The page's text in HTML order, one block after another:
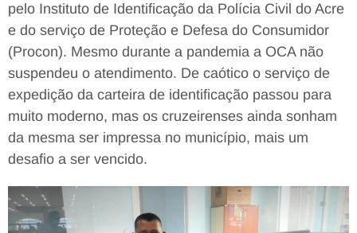
pelo Instituto de Identificação da Polícia Civil do Acre
e do serviço de Proteção e Defesa do Consumidor
(Procon). Mesmo durante a pandemia a OCA não
suspendeu o atendimento. De caótico o serviço de
expedição da carteira de identificação passou para
muito moderno, mas os cruzeirenses ainda sonham
da mesma ser impressa no município, mais um
desafio a ser vencido.